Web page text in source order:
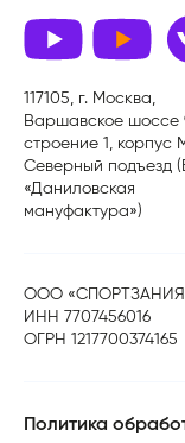
117105, г. Москва,
Варшавское шоссе
строение 1, корпус
Северный подъезд
«Даниловская
мануфактура»)
ООО
ИНН 7707456016
ОГРН 1217700374165
Политика